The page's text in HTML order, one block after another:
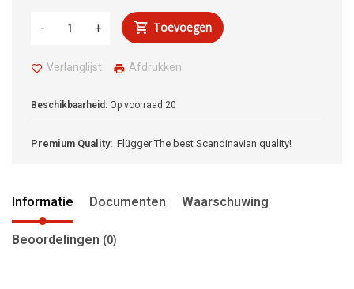
+
- Toevoegen
Verlanglijst Afdrukken
Beschikbaarheid: Op voorraad 20
Premium Quality: Flügger The best Scandinavian quality!
Informatie Documenten Waarschuwing
Beoordelingen (0)